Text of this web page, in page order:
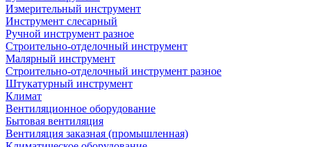
Измерительный инструмент
Инструмент слесарный
Ручной инструмент разное
Строительно-отделочный инструмент
Малярный инструмент
Строительно-отделочный инструмент разное
Штукатурный инструмент
Климат
Вентиляционное оборудование
Бытовая вентиляция
Вентиляция заказная (промышленная)